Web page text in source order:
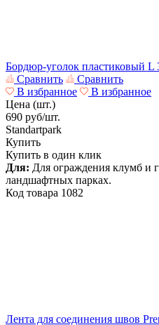
Бордюр-уголок пластиковый
Сравнить
Сравнить
В избранное
В избранное
Цена (шт.)
690 руб/шт.
Standartpark
Купить
Купить в один клик
Для: Для ограждения клумб и
ландшафтных парках.
Код товара 1082
Лента для соединения швов